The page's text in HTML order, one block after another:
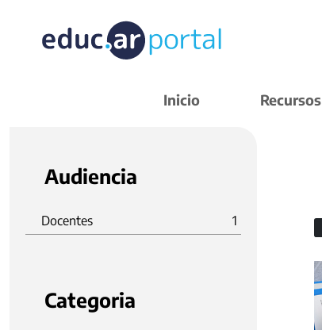
Inicio Recursos
Audiencia
Docentes 1
Categoria